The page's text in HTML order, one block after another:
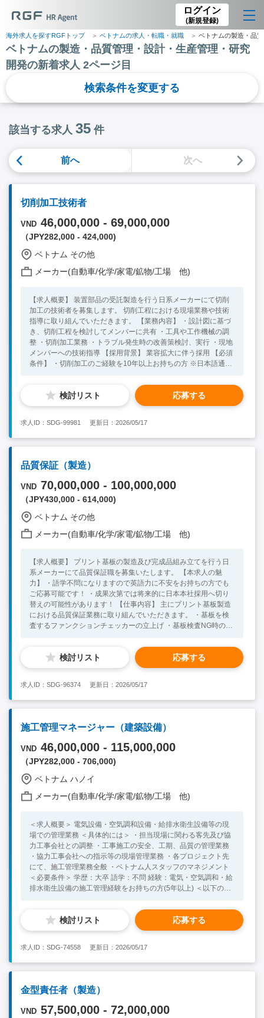
ログイン
(新規登録)
海外求人を探すRGFトップ ベトナムの求人・転職・就職 ベトナムの製造・品
ベトナムの製造・品質管理・設計・生産管理・研究
開発の新着求人 2ページ目
検索条件を変更する
該当する求人 35 件
前へ 次へ
切削加工技術者
VND 46,000,000 - 69,000,000
（JPY282,000 - 424,000)
ベトナム その他
メーカー(自動車/化学/家電/鉱物/工場 他)
【求人概要】 装置部品の受託製造を行う日系メーカーにて切削
加工の技術者を募集します。 切削工程における現場業務や技術
指導に取り組んでいただきます。 【業務内容】 ・設計図に基づ
き、切削工程を検討してメンバーに共有 ・工具や工作機械の調
整 ・切削加工業務 ・トラブル発生時の改善策検討、実行 ・現地
メンバーへの技術指導 【採用背景】 業容拡大に伴う採用 【必須
条件】 ・切削加工のご経験を10年以上お持ちの方 ※日本語通訳
務や現地スタッフへの指導経験がある方 【面接情報】 ・2回の
検討リスト 応募する
求人ID：SDG-99981 更新日：2026/05/17
品質保証（製造）
VND 70,000,000 - 100,000,000
（JPY430,000 - 614,000)
ベトナム その他
メーカー(自動車/化学/家電/鉱物/工場 他)
【求人概要】 プリント基板の製造及び完成品組み立てを行う日
系メーカーにて品質保証職を募集いたします。 【本求人の魅
力】 ・語学不問になりますので英語力に不安をお持ちの方でも
ご応募可能です！ ・成果次第では将来的に日本本社採用へ切り
替えの可能性があります！ 【仕事内容】 主にプリント基板製造
における品質保証業務に取り組んでいただきます。 ・基板を検
査するファンクションチェッカーの立上げ ・基板検査NG時の解
ト ・製品の検査、量産工程で発生した不良品の分析、改善 ・日
本人顧客技術者とやり取り ・メンバーの勤怠管理、採用管理 ・
備品や消耗品の管理 【顧客情報】 日系製造業がメインになりま
の知見をお持ちの方（設計・開発ができるレベル） ・ファンク
ションチェッカーの知見をお持ちの方 【歓迎条件】 ・日常会話
レベルの英語力が有る方 ・電子系の大学卒業されている方 ・ベ
トナム在住の方 【面接回数】 ・2回を想定
検討リスト 応募する
求人ID：SDG-96374 更新日：2026/05/17
施工管理マネージャー（建築設備）
VND 46,000,000 - 115,000,000
（JPY282,000 - 706,000)
ベトナム ハノイ
メーカー(自動車/化学/家電/鉱物/工場 他)
＜求人概要＞ 電気設備・空気調和設備・給排水衛生設備等の現
場での管理業務 ＜具体的には＞ ・担当現場に関わる客先及び協
力工事会社との調整 ・工事施工の安全、工期、品質の管理業務
・協力工事会社への指示等の現場管理業務 ・各プロジェクト先
にて、施工管理業務全般 ・ベトナム人スタッフのマネジメント
＜必要条件＞ 学歴：大卒 語学：不問 経験：電気・空気調和・給
排水衛生設備の施工管理経験をお持ちの方(5年以上) ＜以下の条
・1級管工事施工管理技士の資格 ・1級電気工事施工管理技士の
資格 ・ベトナムやその他ASEANの勤務経験者
検討リスト 応募する
求人ID：SDG-74558 更新日：2026/05/17
金型責任者（製造）
VND 57,500,000 - 72,000,000